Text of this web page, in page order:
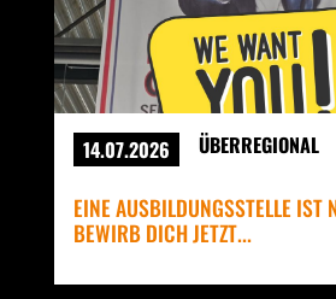
14.07.2026 ÜBERREGIONAL
EINE AUSBILDUNGSSTELLE IST
BEWIRB DICH JETZT...